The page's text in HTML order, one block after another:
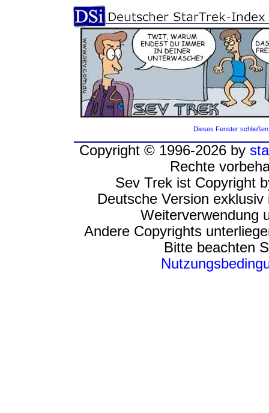
Dieses Fenster schließen
Copyright © 1996-2026 by
Rechte
Sev Trek ist Copyright
Deutsche Version
Weiterverwendung
Andere Copyrights
Bitte beachten